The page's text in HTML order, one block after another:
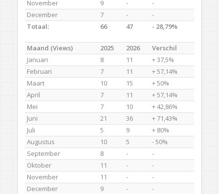
November
9 -
-
December
7 -
-
Totaal:
66 47 - 28,79%
Maand (Views) 2025 2026
Verschil
Januari
8 11
+ 37,5%
Februari
7 11
+ 57,14%
Maart
10 15
+ 50%
April
7 11
+ 57,14%
Mei
7 10
+ 42,86%
Juni
21 36
+ 71,43%
Juli
5 9
+ 80%
Augustus
10 5
- 50%
September
8 -
-
Oktober
11 -
-
November
11 -
-
December
9 -
-